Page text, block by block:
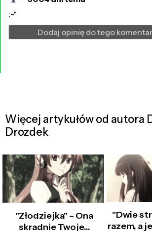
:-*
Dodaj opinię do tego
Więcej artykułów od autora
Drozdek
"Złodziejka" – Ona
skradnie Twoje...
"Dwie
razem, a